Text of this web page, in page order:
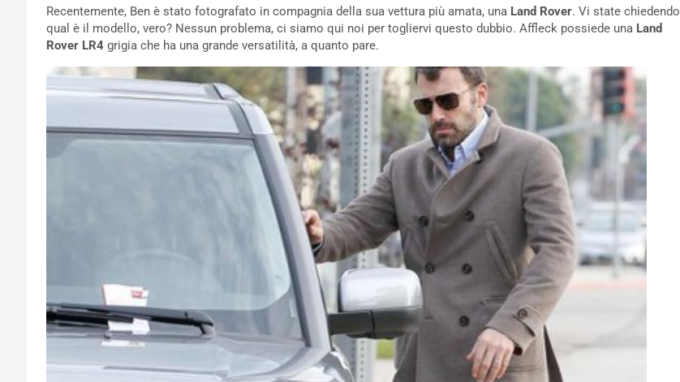
Recentemente, Ben è stato fotografato in compagnia della sua vettura più amata, una Land Rover. Vi state chiedendo
qual è il modello, vero? Nessun problema, ci siamo qui noi per togliervi questo dubbio. Affleck possiede una Land
Rover LR4 grigia che ha una grande versatilità, a quanto pare.